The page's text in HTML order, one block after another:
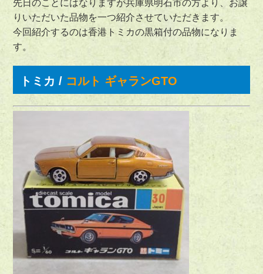
先日のことにはなりますが兵庫県明石市の方より、お譲
りいただいた品物を一つ紹介させていただきます。
今回紹介するのは香港トミカの黒箱付の品物になりま
す。
トミカ / コルト ギャランGTO